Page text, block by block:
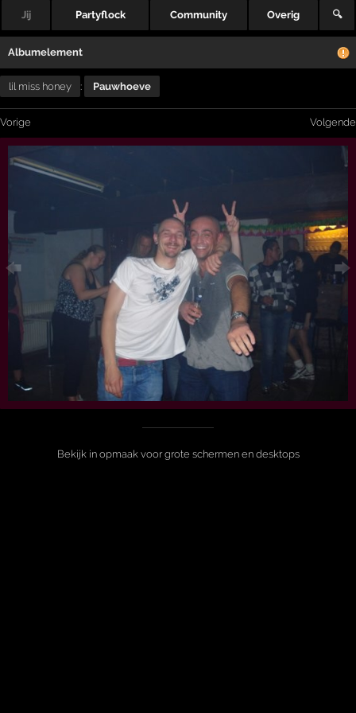
Jij Partyflock Community Overig 🔍
Albumelement
lil miss honey : Pauwhoeve
Vorige Volgende
Bekijk in opmaak voor grote schermen en desktops